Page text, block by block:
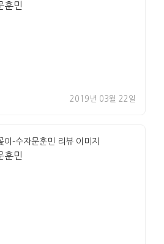
훈민
2019년 03월 22일
훈민